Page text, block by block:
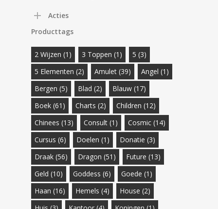
Acties
Producttags
2 Wijzen (1) 3 Toppen (1) 5 (3)
5 Elementen (2) Amulet (39) Angel (1)
Bergen (5) Blad (2) Blauw (17)
Boek (61) Charts (2) Children (12)
Chinees (13) Consult (1) Cosmic (14)
Cursus (6) Doelen (1) Donatie (3)
Draak (56) Dragon (51) Future (13)
Geld (10) Goddess (6) Goede (1)
Haan (16) Hemels (4) House (2)